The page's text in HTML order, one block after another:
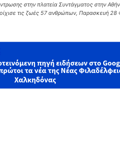
στην πλατεία Συντάγματος στην
τις ζωές 57 ανθρώπων, Παρασκευή